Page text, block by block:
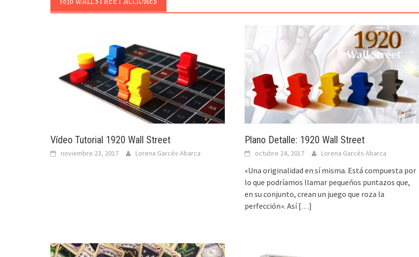
Vídeo Tutorial 1920 Wall Street
noviembre 23, 2017 Lorena Garcés Abarca
Plano Detalle: 1920 Wall Street
octubre 24, 2017 Lorena Garcés Abarca
«Una originalidad en sí misma. Está compuesta por
lo que podríamos llamar pequeños puntazos que,
en su conjunto, crean un juego que roza la
perfección». Así[…]